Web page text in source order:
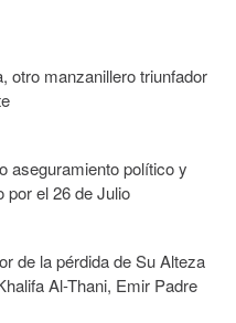
otro manzanillero triunfador
aseguramiento político y
por el 26 de Julio
de la pérdida de Su Alteza
Al-Thani, Emir Padre